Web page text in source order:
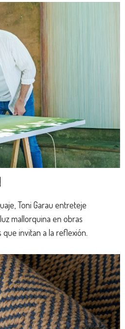
Toni Garau entreteje
mallorquina en obras
invitan a la reflexión.